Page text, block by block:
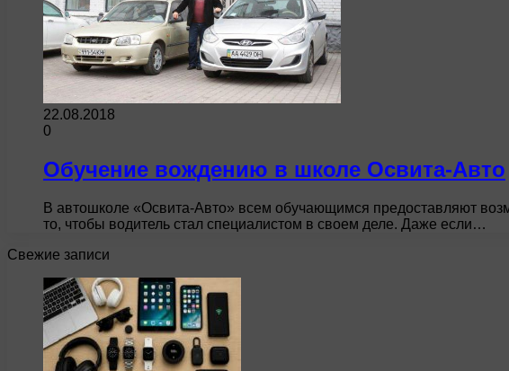
22.08.2018
0
Обучение вождению в школе Освита-Авто
В автошколе «Освита-Авто» всем обучающимся предоставляют
то, чтобы водитель стал специалистом в своем деле. Даже если…
Свежие записи